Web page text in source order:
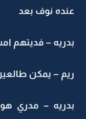
عنده نوف بعد
بدريه – فديتهم
ريم – يمكن
بدريه – مدري